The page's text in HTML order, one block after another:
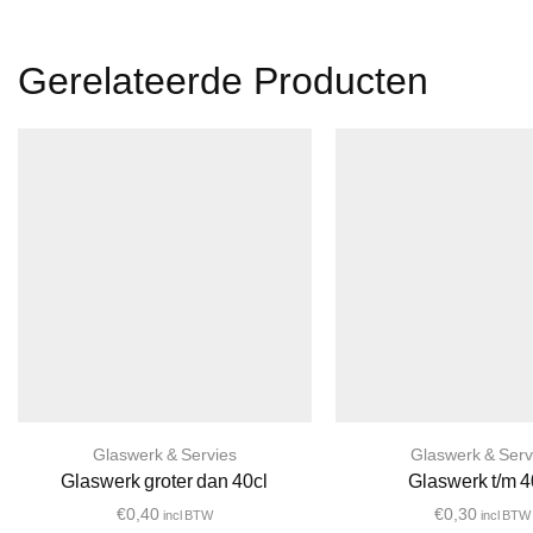
Gerelateerde Producten
Glaswerk & Servies
Glaswerk groter dan 40cl
€0,40 incl BTW
Glaswerk &
Glaswerk t/m
€0,30 incl BTW